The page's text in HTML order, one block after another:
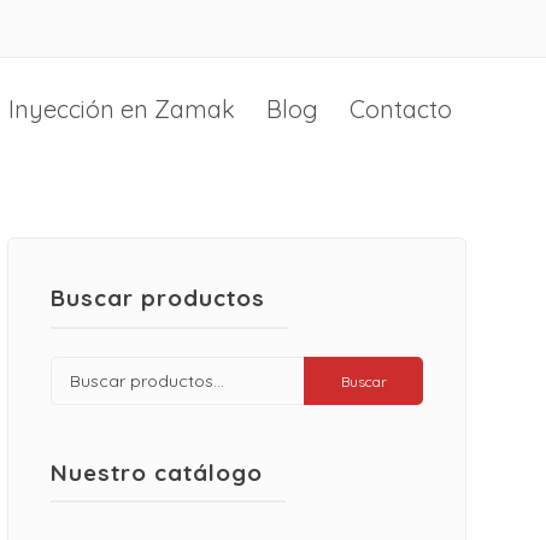
Inyección en Zamak Blog Contacto
Buscar productos
Buscar
Buscar
Nuestro catálogo